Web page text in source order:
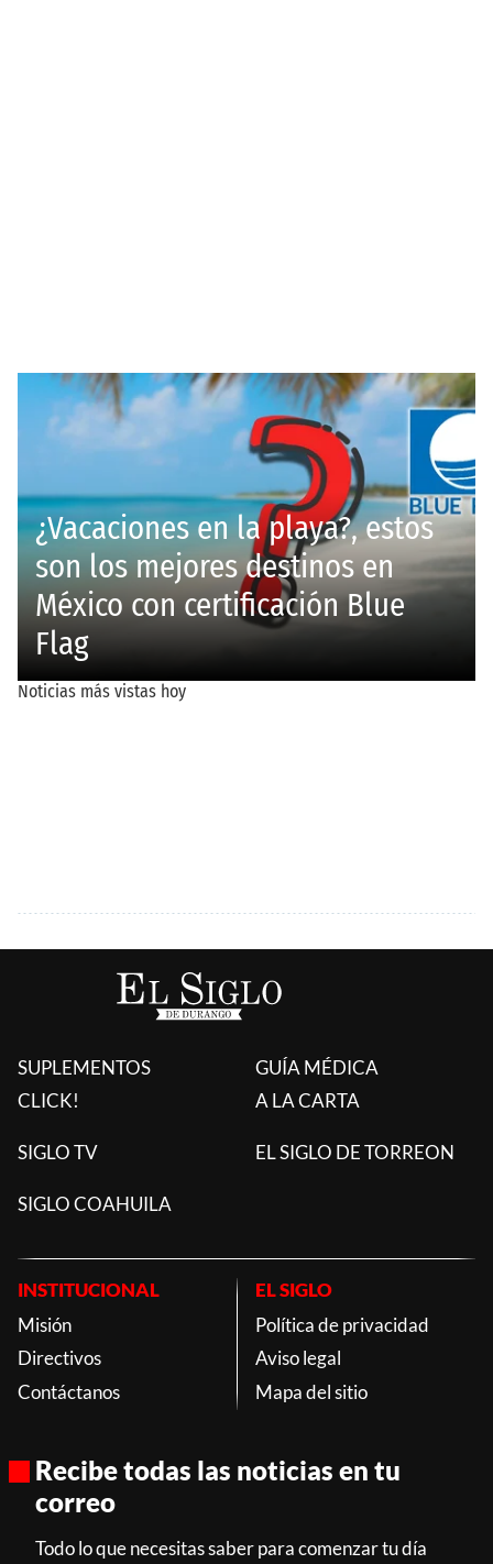
SUPLEMENTOS
CLICK!
GUÍA MÉDICA
A LA CARTA
SIGLO TV EL SIGLO DE TORREON
SIGLO COAHUILA
INSTITUCIONAL
Misión
Directivos
Contáctanos
EL SIGLO
Política de privacidad
Aviso legal
Mapa del sitio
Recibe todas las noticias en tu
correo
Todo lo que necesitas saber para comenzar tu día